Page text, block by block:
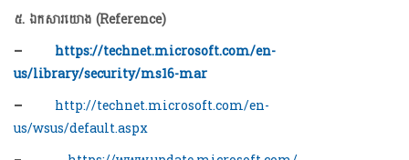
៥. ឯកសារយោង (Reference)
– https://technet.microsoft.com/en-
us/library/security/ms16-mar
– http://technet.microsoft.com/en-
us/wsus/default.aspx